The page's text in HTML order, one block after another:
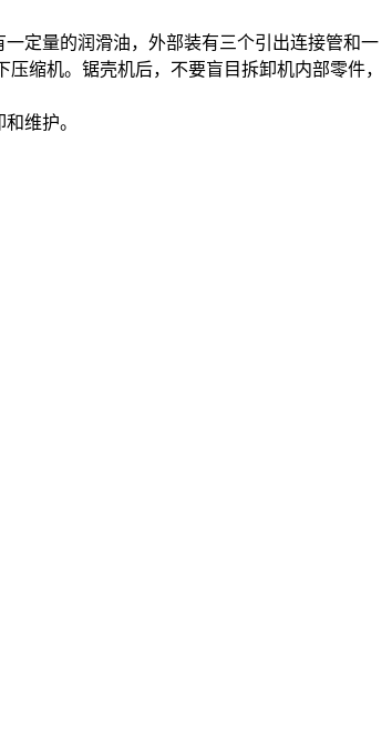
定量的润滑油，外部装有三个引出连接管和一
缩机。锯壳机后，不要盲目拆卸机内部零件，
维护。